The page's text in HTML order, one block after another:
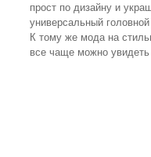
прост по дизайну и
универсальный
К тому же мода на
все чаще можно